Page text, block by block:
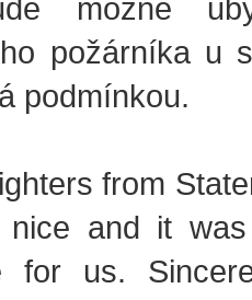
možné
požárníka u
podmínkou.
from
and it was
for us.